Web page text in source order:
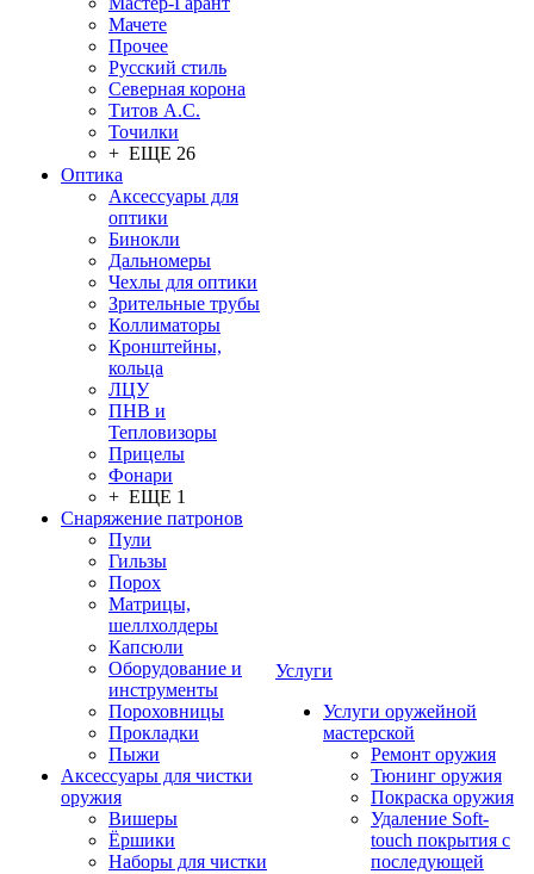
Мачете
Прочее
Русский стиль
Северная корона
Титов А.С.
Точилки
+ ЕЩЕ 26
Оптика
Аксессуары для
оптики
Бинокли
Дальномеры
Чехлы для оптики
Зрительные трубы
Коллиматоры
Кронштейны,
кольца
ЛЦУ
ПНВ и
Тепловизоры
Прицелы
Фонари
+ ЕЩЕ 1
Снаряжение патронов
Пули
Гильзы
Порох
Матрицы,
шеллхолдеры
Капсюли
Оборудование и
инструменты
Пороховницы
Прокладки
Пыжи
Аксессуары для чистки
оружия
Вишеры
Ёршики
Наборы для чистки
Услуги
Услуги оружейной
мастерской
Ремонт оружия
Тюнинг оружия
Покраска оружия
Удаление Soft-
touch покрытия с
последующей